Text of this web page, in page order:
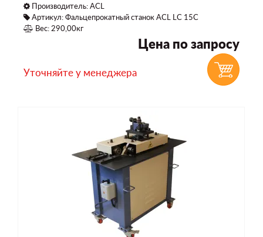
Производитель:ACL
Артикул: Фальцепрокатный станок ACL LC 15С
Вес: 290,00кг
Цена по запросу
Уточняйте у менеджера